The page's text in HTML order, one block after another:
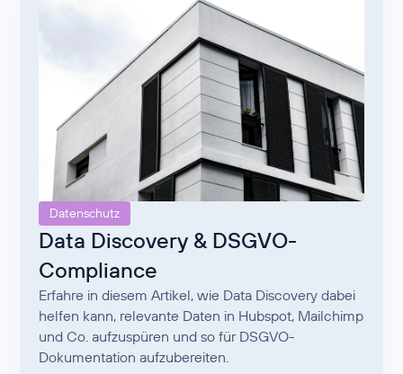
Datenschutz
Data Discovery & DSGVO-
Compliance
Erfahre in diesem Artikel, wie Data Discovery dabei
helfen kann, relevante Daten in Hubspot, Mailchimp
und Co. aufzuspüren und so für DSGVO-
Dokumentation aufzubereiten.